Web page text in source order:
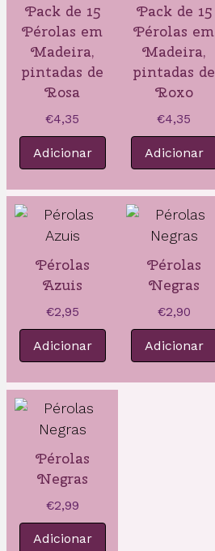
Pack de 15
Pérolas em
Madeira,
pintadas de
Rosa
€4,35
Adicionar
Pack de 15
Pérolas em
Madeira,
pintadas de
Roxo
€4,35
Adicionar
Pérolas
Azuis
€2,95
Adicionar
Pérolas
Negras
€2,90
Adicionar
Pérolas
Negras
€2,99
Adicionar